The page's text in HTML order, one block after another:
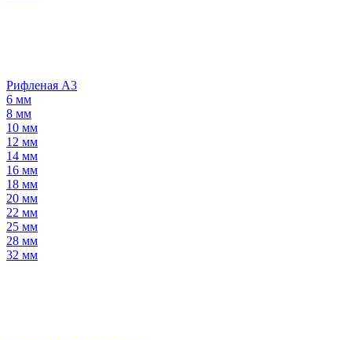
Рифленая А3
6 мм
8 мм
10 мм
12 мм
14 мм
16 мм
18 мм
20 мм
22 мм
25 мм
28 мм
32 мм